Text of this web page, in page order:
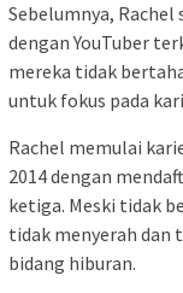
Sebelumnya,
dengan YouTuber
mereka tidak
untuk fokus pada
Rachel memulai
2014 dengan
ketiga. Meski tidak
tidak menyerah dan
bidang hiburan.